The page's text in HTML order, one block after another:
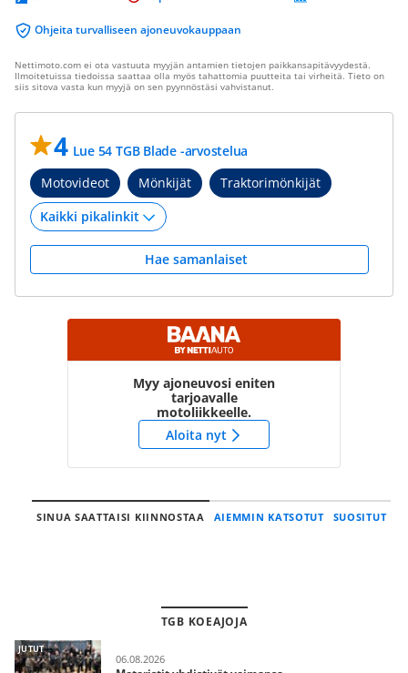
Ohjeita turvalliseen ajoneuvokauppaan
Nettimoto.com ei ota vastuuta myyjän antamien tietojen paikkansapitävyydestä.
Ilmoitetuissa tiedoissa saattaa olla myös tahattomia puutteita tai virheitä. Tieto on
siis sitova vasta kun myyjä on sen pyynnöstäsi vahvistanut.
4 Lue 54 TGB Blade -arvostelua
Motovideot
Mönkijät Traktorimönkijät
Hae samanlaiset
Myy ajoneuvosi eniten
tarjoavalle
motoliikkeelle.
Aloita nyt
SINUA SAATTAISI KIINNOSTAA AIEMMIN KATSOTUT SUOSITUT
TGB KOEAJOJA
JUTUT
06.08.2026